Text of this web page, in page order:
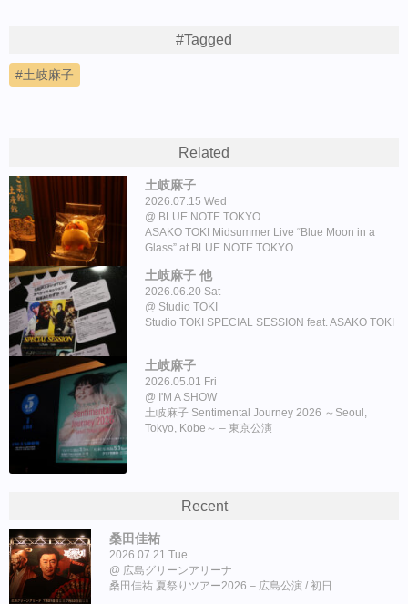
#Tagged
土岐麻子
Related
土岐麻子
2026.07.15 Wed
BLUE NOTE TOKYO
ASAKO TOKI Midsummer Live “Blue Moon in a
Glass” at BLUE NOTE TOKYO
土岐麻子 他
2026.06.20 Sat
Studio TOKI
Studio TOKI SPECIAL SESSION feat. ASAKO TOKI
土岐麻子
2026.05.01 Fri
I'M A SHOW
土岐麻子 Sentimental Journey 2026 ～Seoul,
Tokyo, Kobe～ – 東京公演
Recent
桑田佳祐
2026.07.21 Tue
広島グリーンアリーナ
桑田佳祐 夏祭りツアー2026 – 広島公演 / 初日